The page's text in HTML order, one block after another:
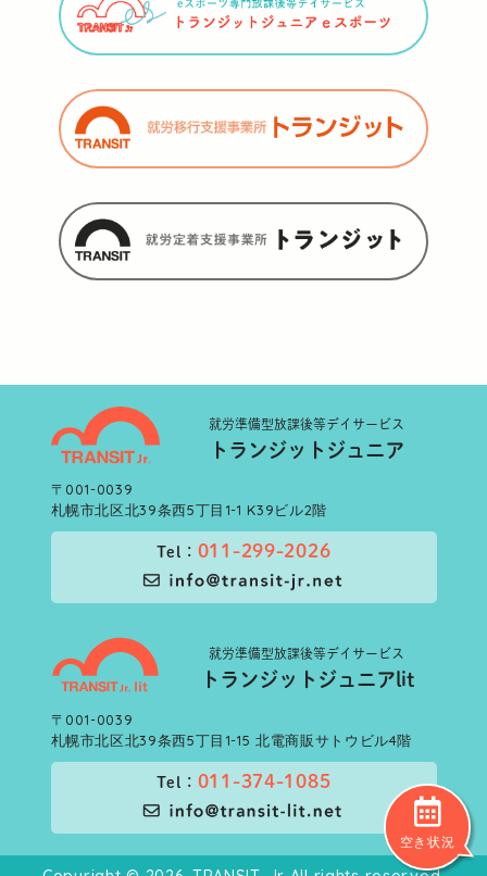
就労準備型放課後等デイサービス
トランジットジュニア
〒001-0039
札幌市北区北39条西5丁目1-1 K39ビル2階
Tel： 011-299-2026
就労準備型放課後等デイサービス
トランジットジュニアlit
〒001-0039
札幌市北区北39条西5丁目1-15 北電商販サトウビル4階
Tel： 011-374-1085
空き状況